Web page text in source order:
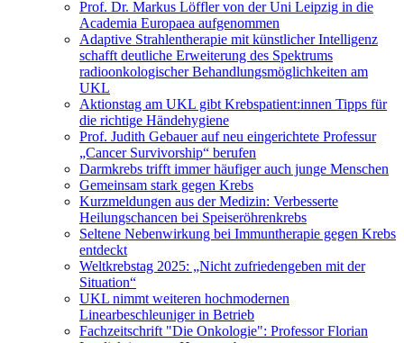
Prof. Dr. Markus Löffler von der Uni Leipzig in die
Academia Europaea aufgenommen
Adaptive Strahlentherapie mit künstlicher Intelligenz
schafft deutliche Erweiterung des Spektrums
radioonkologischer Behandlungsmöglichkeiten am
UKL
Aktionstag am UKL gibt Krebspatient:innen Tipps für
die richtige Händehygiene
Prof. Judith Gebauer auf neu eingerichtete Professur
„Cancer Survivorship“ berufen
Darmkrebs trifft immer häufiger auch junge Menschen
Gemeinsam stark gegen Krebs
Kurzmeldungen aus der Medizin: Verbesserte
Heilungschancen bei Speiseröhrenkrebs
Seltene Nebenwirkung bei Immuntherapie gegen Krebs
entdeckt
Weltkrebstag 2025: „Nicht zufriedengeben mit der
Situation“
UKL nimmt weiteren hochmodernen
Linearbeschleuniger in Betrieb
Fachzeitschrift "Die Onkologie": Professor Florian